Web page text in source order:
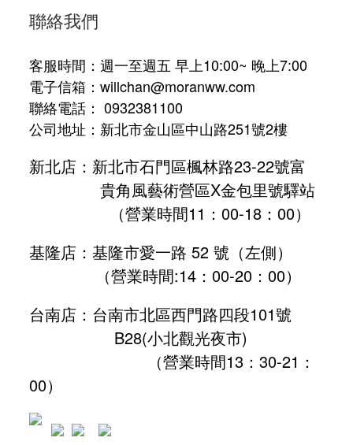
聯絡我們
客服時間：週一至週五 早上10:00~ 晚上7:00
電子信箱：willchan@moranww.com
聯絡電話： 0932381100
公司地址：新北市金山區中山路251號2樓
新北店：新北市石門區楓林路23-22號富
貴角風藝術營區X金包里號驛站
（營業時間11：00-18：00）
基隆店：基隆市愛一路 52 號（左側）
（營業時間:14：00-20：00）
台南店：台南市北區西門路四段101號
B28(小北觀光夜市)
（營業時間13：30-21：
00）